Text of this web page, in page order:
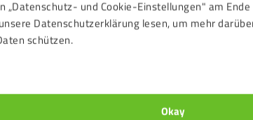
„Datenschutz- und Cookie-Einstellungen" am
Datenschutzerklärung lesen, um mehr
schützen.
Okay